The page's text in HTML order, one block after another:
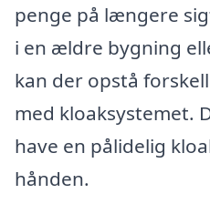
penge på længere
i en ældre bygning
kan der opstå
med kloaksystemet.
have en pålidelig
hånden.